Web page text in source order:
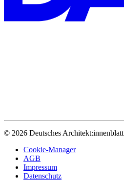
© 2026 Deutsches Architekt:innenblatt
Cookie-Manager
AGB
Impressum
Datenschutz